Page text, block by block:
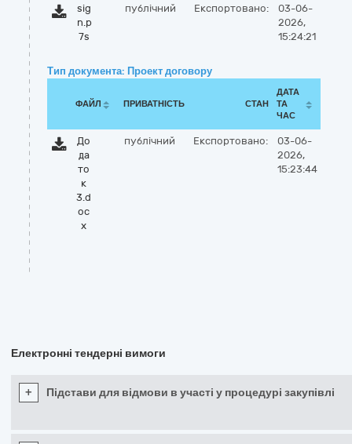
sig
n.p
7s
публічний Експортовано:
03-06-
2026,
15:24:21
Тип документа: Проект договору
ФАЙЛ ПРИВАТНІСТЬ СТАН
ДАТА
ТА
ЧАС
До
да
то
к
3.d
oc
x
публічний Експортовано:
03-06-
2026,
15:23:44
Електронні тендерні вимоги
+ Підстави для відмови в участі у процедурі закупівлі